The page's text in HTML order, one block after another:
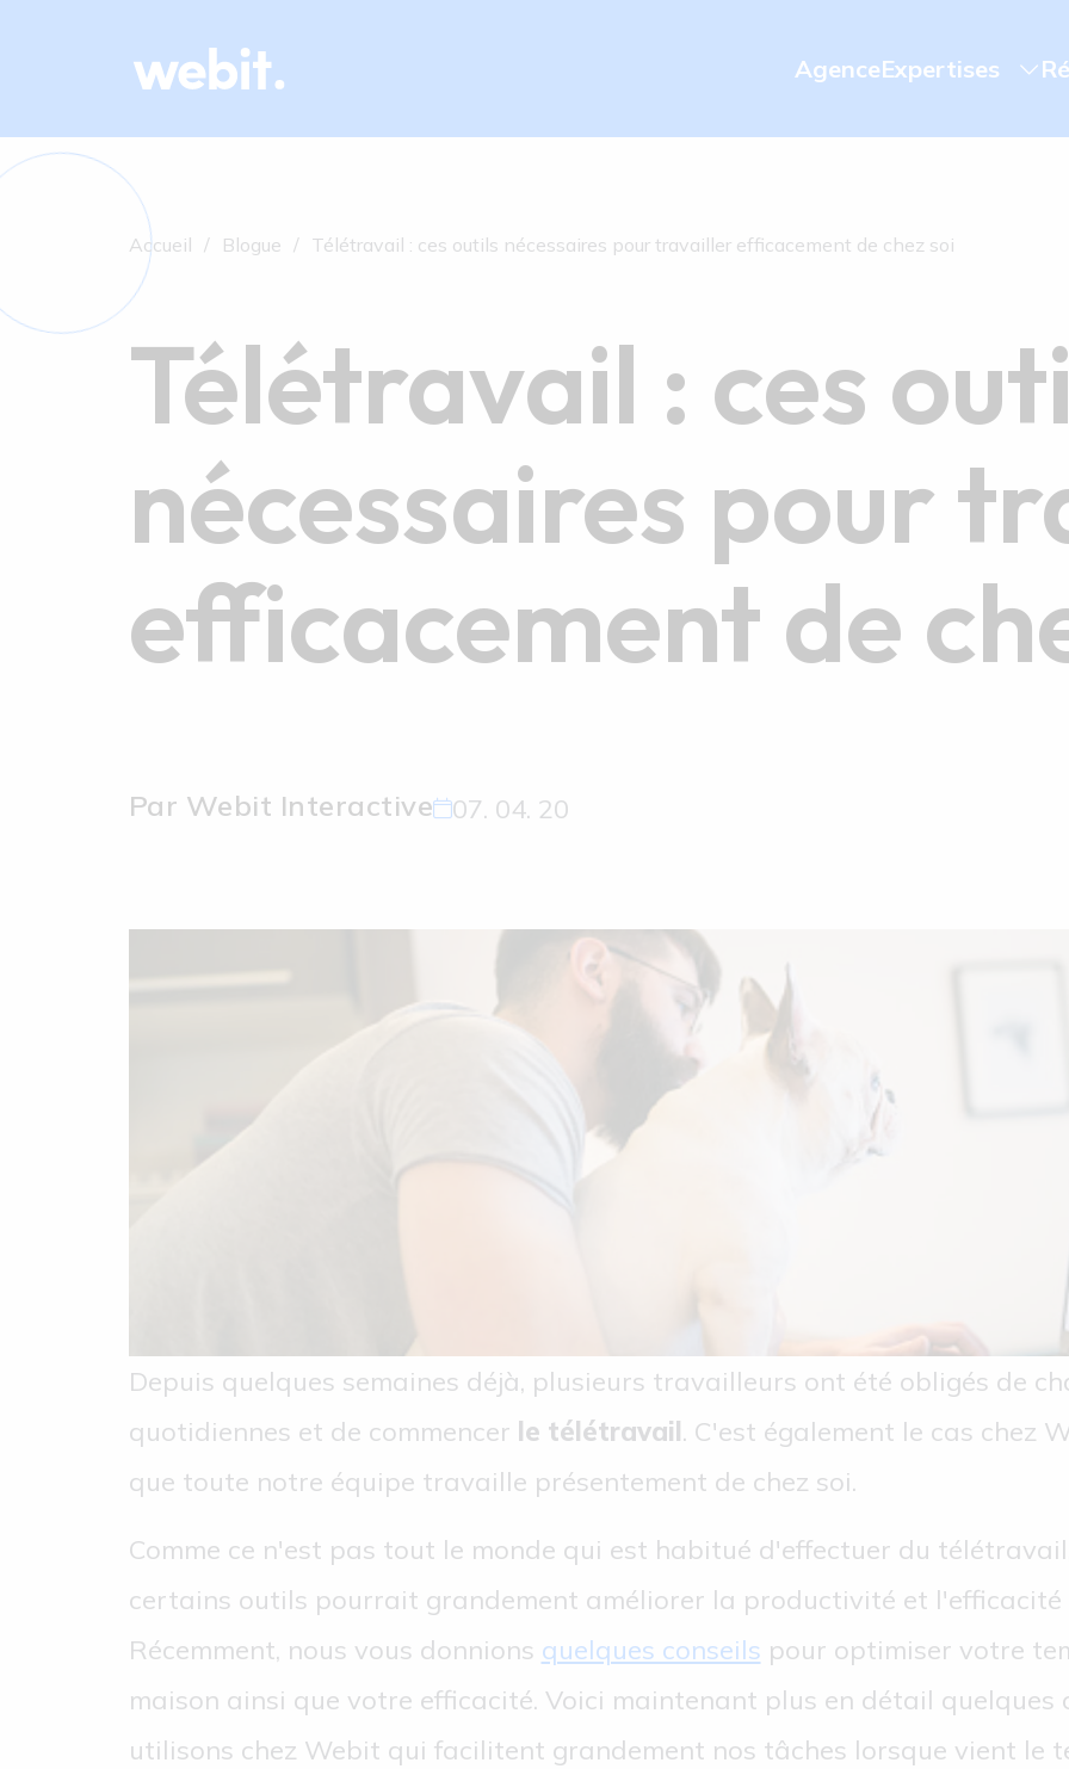
AgenceExpertises
Accueil Blogue Télétravail : ces outils nécessaires pour travailler efficacement de chez soi
Télétravail : ces
nécessaires pour
efficacement de
Par Webit Interactive 07. 04. 20
Depuis quelques semaines déjà, plusieurs travailleurs ont été obligés de
quotidiennes et de commencer le télétravail. C'est également le cas chez
que toute notre équipe travaille présentement de chez soi.
Comme ce n'est pas tout le monde qui est habitué d'effectuer du
certains outils pourrait grandement améliorer la productivité et l'efficacité
Récemment, nous vous donnions quelques conseils pour optimiser votre
maison ainsi que votre efficacité. Voici maintenant plus en détail quelques
utilisons chez Webit qui facilitent grandement nos tâches lorsque vient le